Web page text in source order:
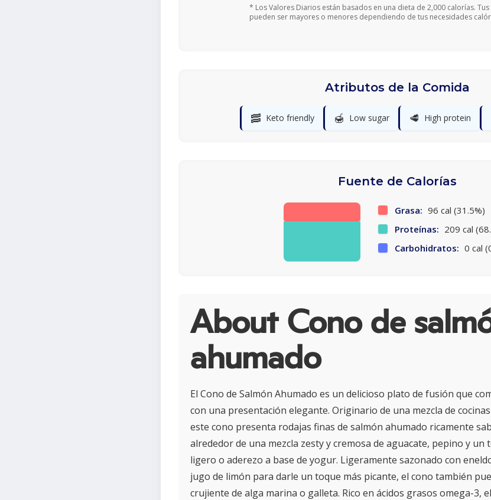
* Los Valores Diarios están basados en una dieta de 2,000 calorías.
pueden ser mayores o menores dependiendo de tus necesidades
Atributos de la Comida
🥓 Keto friendly 🍯 Low sugar 🥩 High protein
Fuente de Calorías
Grasa: 96 cal (31.5%)
Proteínas: 209 cal
Carbohidratos: 0 cal
About Cono de
ahumado
El Cono de Salmón Ahumado es un delicioso plato de fusión que
con una presentación elegante. Originario de una mezcla de
este cono presenta rodajas finas de salmón ahumado ricamente
alrededor de una mezcla zesty y cremosa de aguacate, pepino y un
ligero o aderezo a base de yogur. Ligeramente sazonado con
jugo de limón para darle un toque más picante, el cono también
crujiente de alga marina o galleta. Rico en ácidos grasos omega-3,